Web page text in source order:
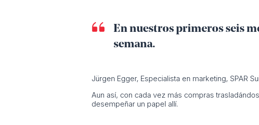
En nuestros primeros seis
semana.
Jürgen Egger, Especialista en marketing, SPAR
Aun así, con cada vez más compras
desempeñar un papel allí.